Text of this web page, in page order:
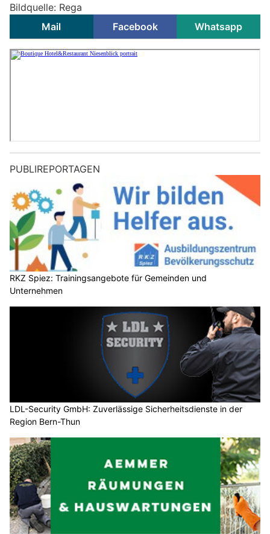
Bildquelle: Rega
Mail
Facebook Whatsapp
PUBLIREPORTAGEN
RKZ Spiez: Trainingsangebote für Gemeinden und
Unternehmen
LDL-Security GmbH: Zuverlässige Sicherheitsdienste in der
Region Bern-Thun